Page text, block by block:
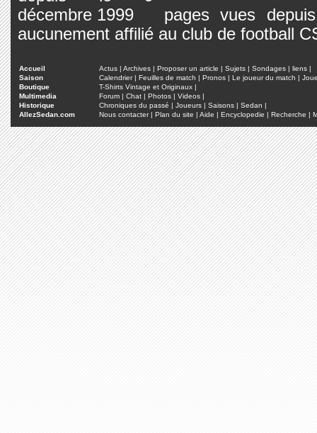
pages vues
aucunement affilié au club de football
Accueil Actus | Archives | Proposer un article | Sujets | Sondages | liens |
Saison
Calendrier| Feuilles de match | Pronos | Le joueur du match |
Boutique
T-Shirts Vintage et Originaux |
Multimedia
Forum | Chat | Photos | Videos |
Historique
Chroniques du passé | Joueurs | Saisons | Sedan |
AllezSedan.com
Nous contacter| Plan du site | Aide | Encyclopedie | Recherche |